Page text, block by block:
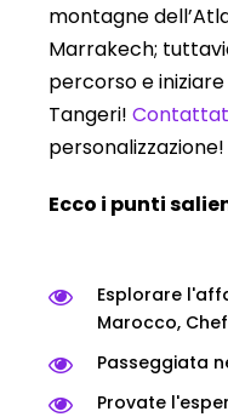
montagne
Marrakech;
percorso e
Tangeri!
personalizzazione!
Ecco i punti
Esplorare
Marocco,
Passeggiata
Provate